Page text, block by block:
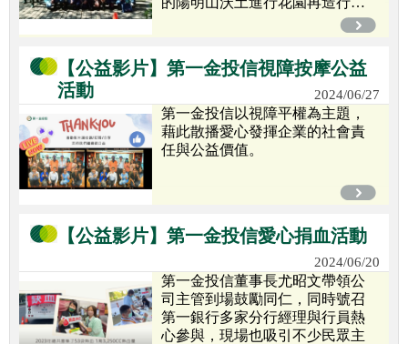
【公益影片】第一金投信視障按摩公益
活動
2024/06/27
第一金投信以視障平權為主題，
藉此散播愛心發揮企業的社會責
任與公益價值。
【公益影片】第一金投信愛心捐血活動
2024/06/20
第一金投信董事長尤昭文帶領公
司主管到場鼓勵同仁，同時號召
第一銀行多家分行經理與行員熱
心參與，現場也吸引不少民眾主